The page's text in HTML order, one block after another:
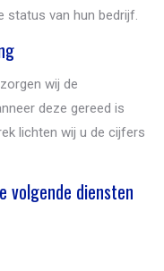
status van hun bedrijf.
wij de
deze gereed is
lichten wij u de cijfers
volgende diensten